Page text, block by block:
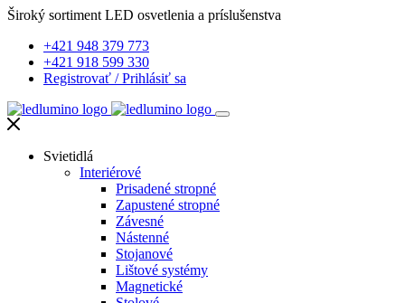
Široký sortiment LED osvetlenia a príslušenstva
+421 948 379 773
+421 918 599 330
Registrovať /Prihlásiť sa
Svietidlá
Interiérové
Prisadené stropné
Zapustené stropné
Závesné
Nástenné
Stojanové
Lištové systémy
Magnetické